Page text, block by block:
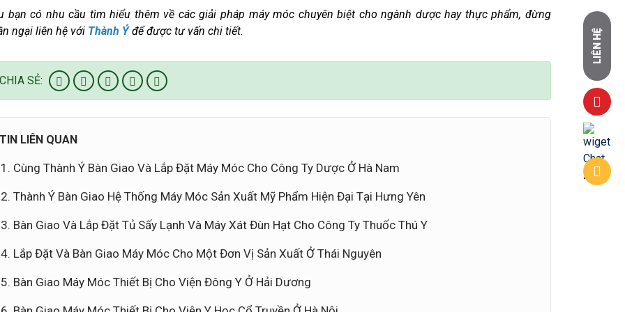
bạn có nhu cầu tìm hiểu thêm về các giải pháp máy móc chuyên biệt cho ngành dược hay thực phẩm, đừng
ngại liên hệ với Thành Ý để được tư vấn chi tiết.
CHIA SẺ:
TIN LIÊN QUAN
Cùng Thành Ý Bàn Giao Và Lắp Đặt Máy Móc Cho Công Ty Dược Ở Hà Nam
Thành Ý Bàn Giao Hệ Thống Máy Móc Sản Xuất Mỹ Phẩm Hiện Đại Tại Hưng Yên
Bàn Giao Và Lắp Đặt Tủ Sấy Lạnh Và Máy Xát Đùn Hạt Cho Công Ty Thuốc Thú Y
Lắp Đặt Và Bàn Giao Máy Móc Cho Một Đơn Vị Sản Xuất Ở Thái Nguyên
Bàn Giao Máy Móc Thiết Bị Cho Viện Đông Y Ở Hải Dương
LIÊN HỆ